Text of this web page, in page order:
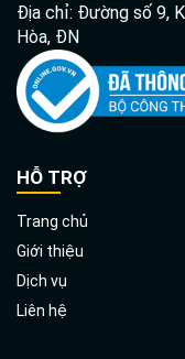
Địa chỉ: Đường số 9,
Hòa, ĐN
HỖ TRỢ
Trang chủ
Giới thiệu
Dịch vụ
Liên hệ